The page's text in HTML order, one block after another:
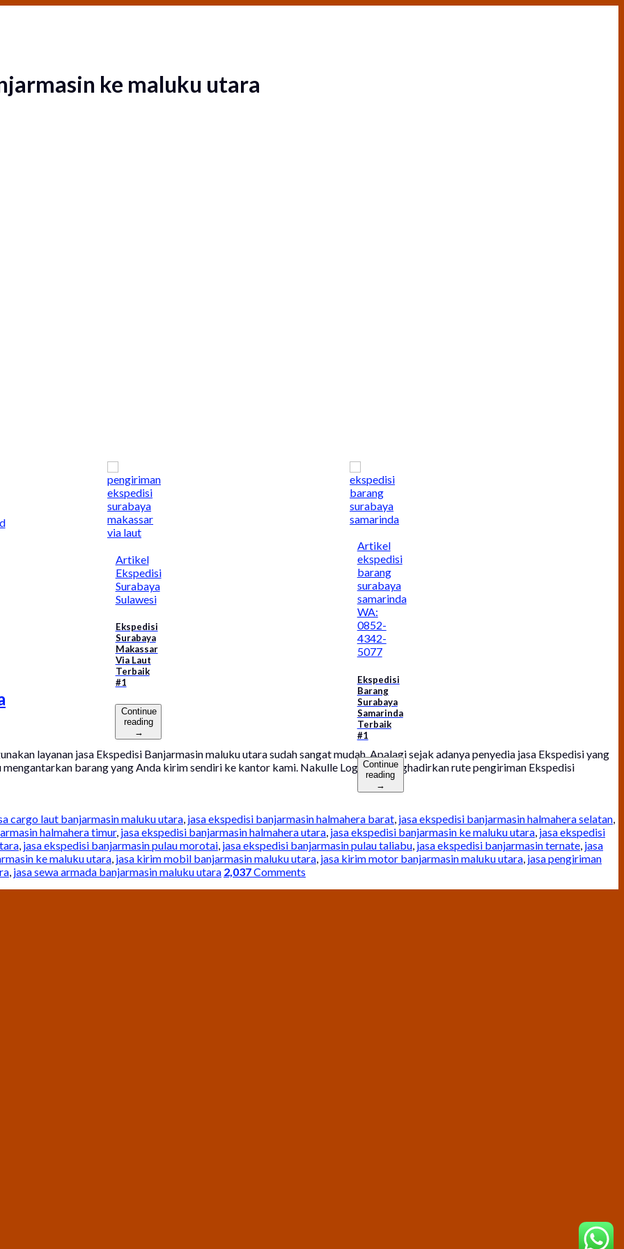
ke maluku utara
Artikel
Ekspedisi
Surabaya
Sulawesi
Ekspedisi
Surabaya
Makassar
Via Laut
Terbaik
#1
Continue
reading
→
Artikel
ekspedisi
barang
surabaya
samarinda
WA:
0852-
4342-
5077
Ekspedisi
Barang
Surabaya
Samarinda
Terbaik
#1
Continue
reading
→
layanan jasa Ekspedisi Banjarmasin maluku utara sudah sangat mudah. Apalagi sejak adanya penyedia jasa Ekspedisi yang
barang yang Anda kirim sendiri ke kantor kami. Nakulle Logistik menghadirkan rute pengiriman Ekspedisi
cargo laut banjarmasin maluku utara, jasa ekspedisi banjarmasin halmahera barat, jasa ekspedisi banjarmasin halmahera selatan,
halmahera timur, jasa ekspedisi banjarmasin halmahera utara, jasa ekspedisi banjarmasin ke maluku utara, jasa ekspedisi
, jasa ekspedisi banjarmasin pulau morotai, jasa ekspedisi banjarmasin pulau taliabu, jasa ekspedisi banjarmasin ternate, jasa
ke maluku utara, jasa kirim mobil banjarmasin maluku utara, jasa kirim motor banjarmasin maluku utara, jasa pengiriman
, jasa sewa armada banjarmasin maluku utara 2,037Comments